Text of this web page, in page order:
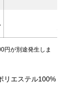
円が別途発生しま
リエステル100%